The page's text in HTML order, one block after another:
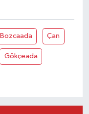
Bozcaada Çan
Gökçeada